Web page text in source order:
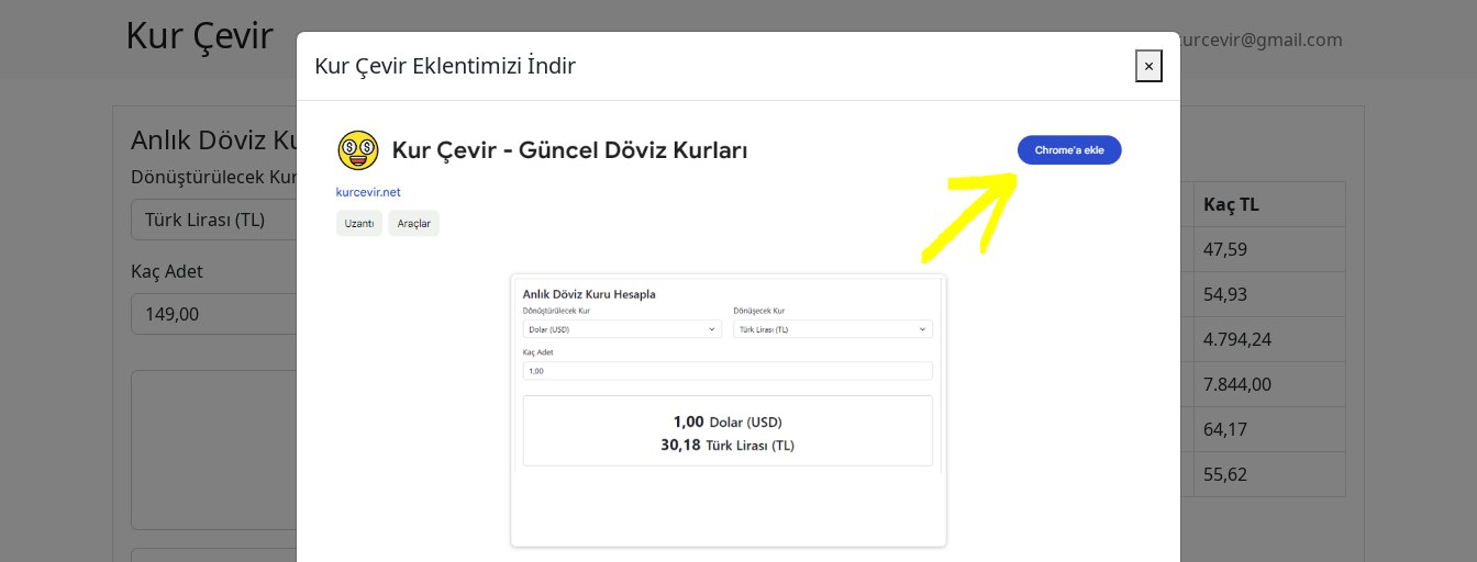
Kur Çevir Gizlilik Politikası kurcevir@gmail.com
Anlık Döviz Kuru Hesapla
Dönüştürülecek Kur
Kaç Adet
Türk Lirası (TL)
Güncel Kurlar
Kur
Kaç TL
Dolar
47,59
54,93
4.794,24
7.844,00
64,17
55,62
Kur Çevir Eklentimizi İndir ×